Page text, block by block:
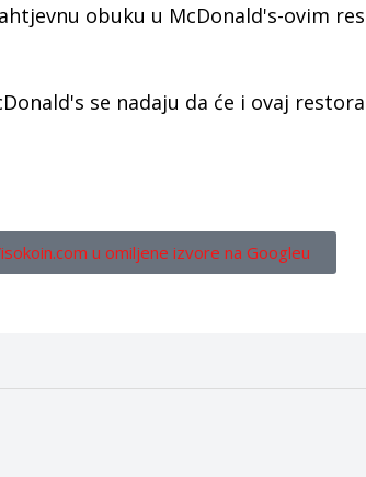
obuku u McDonald's-ovim
se nadaju da će i ovaj
u omiljene izvore na Googleu